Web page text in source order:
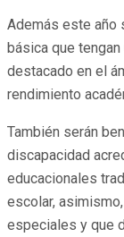
Además este año
básica que
destacado en el
rendimiento
También serán
discapacidad
educacionales
escolar,
especiales y que